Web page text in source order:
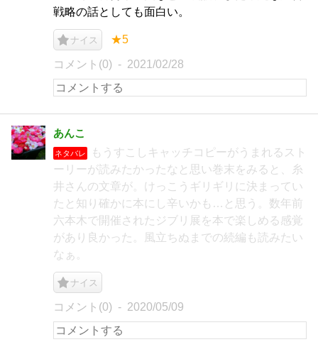
戦略の話としても面白い。
ナイス ★5
コメント(0) 2021/02/28
あんこ
ネタバレ
もうすこしキャッチコピーがうまれるスト
ーリーが読みたかったなと思い巻末をみると、糸
井さんの文章が。けっこうギリギリに決まってい
たと知り確かに本にし辛いかも…と思う。数年前
六本木で開催されたジブリ展を本で楽しめる感覚
があり良かった。風立ちぬまでの続編も読みたい
なぁ。
ナイス
コメント(0) 2020/05/09